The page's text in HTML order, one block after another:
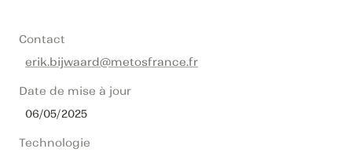
Contact
erik.bijwaard@metosfrance.fr
Date de mise à jour
06/05/2025
Technologie